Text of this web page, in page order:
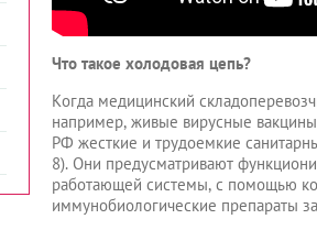
Что такое холодовая цепь?
Когда медицинский
например, живые вирусные
РФ жесткие и трудоемкие
8). Они предусматривают
работающей системы, с помощью
иммунобиологические препараты